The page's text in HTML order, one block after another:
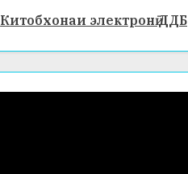
Китобхонаи электронӣ ДДБ